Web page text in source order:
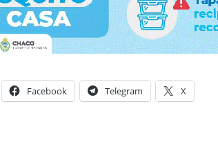
Facebook Telegram X